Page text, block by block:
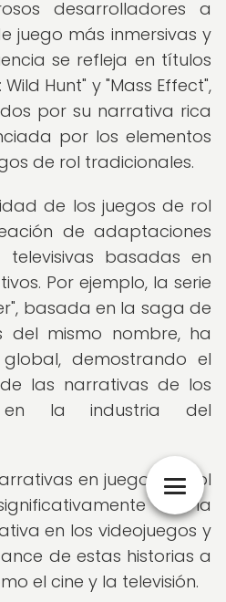
desarrolladores a
juego más inmersivas y
se refleja en títulos
Hunt" y "Mass Effect",
por su narrativa rica
por los elementos
de rol tradicionales.
de los juegos de rol
de adaptaciones
basadas en
Por ejemplo, la serie
basada en la saga de
del mismo nombre, ha
demostrando el
las narrativas de los
la industria del
en juegos de rol
a la
en los videojuegos y
de estas historias a
el cine y la televisión.